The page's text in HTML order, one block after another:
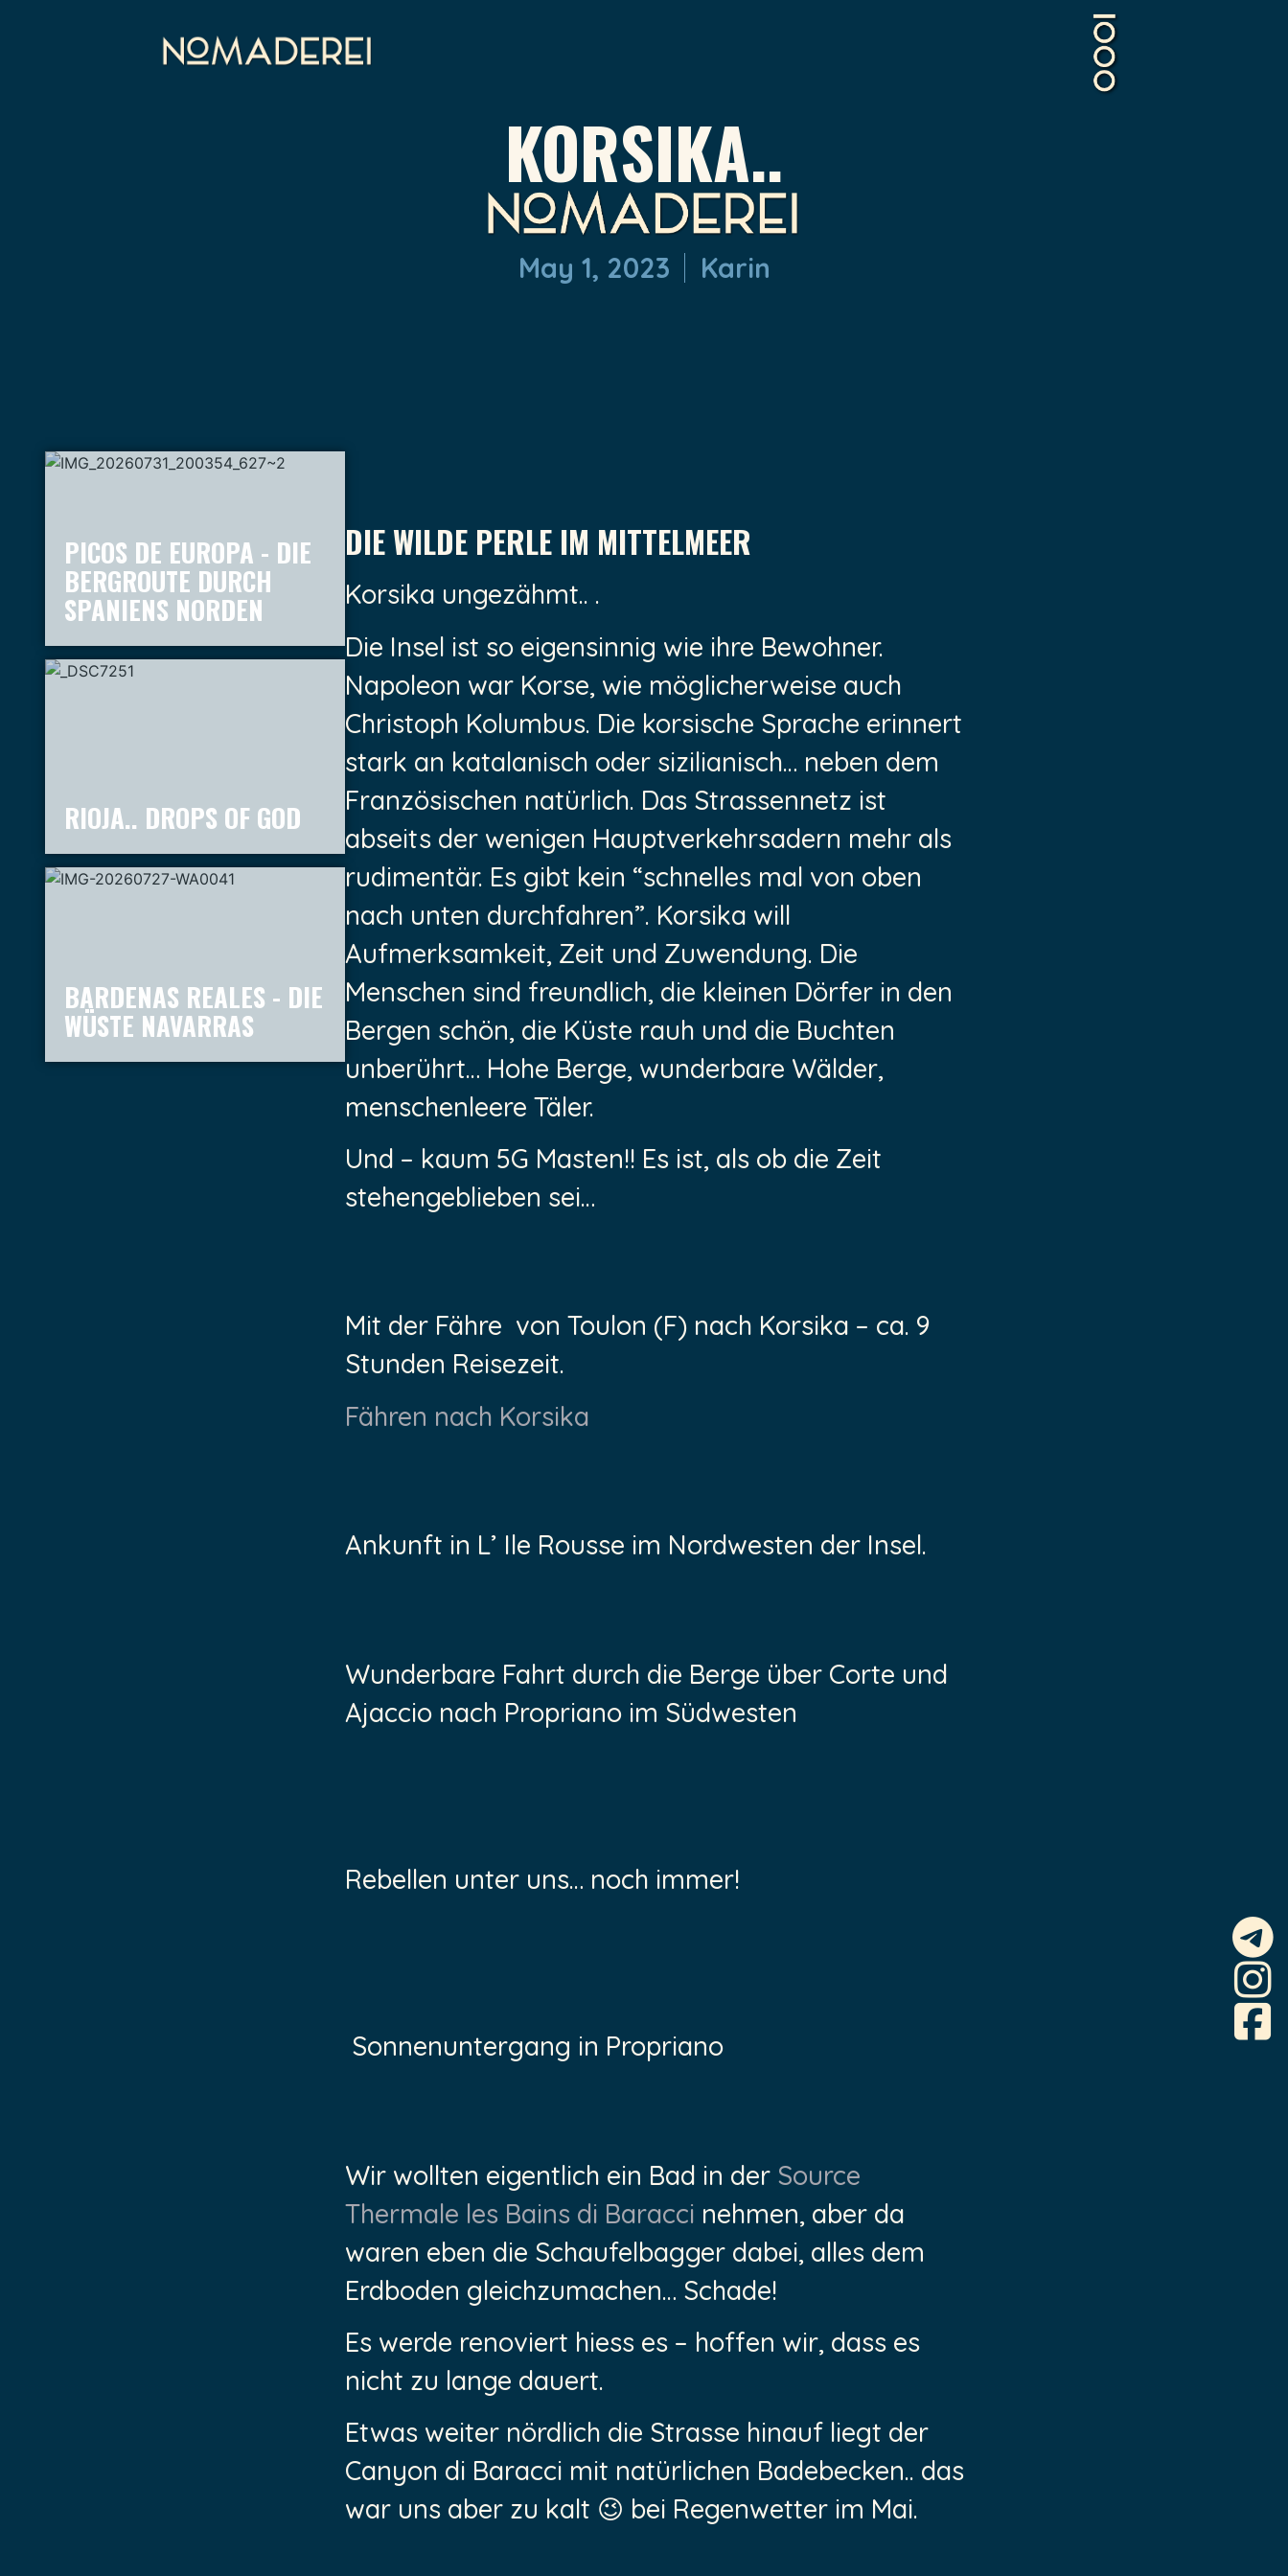
KORSIKA..
May 1, 2023 Karin
PICOS DE EUROPA - DIE
BERGROUTE DURCH
SPANIENS NORDEN
RIOJA.. DROPS OF GOD
BARDENAS REALES - DIE
WÜSTE NAVARRAS
DIE WILDE PERLE IM MITTELMEER
Korsika ungezähmt.. .
Die Insel ist so eigensinnig wie ihre Bewohner.
Napoleon war Korse, wie möglicherweise auch
Christoph Kolumbus. Die korsische Sprache erinnert
stark an katalanisch oder sizilianisch… neben dem
Französischen natürlich. Das Strassennetz ist
abseits der wenigen Hauptverkehrsadern mehr als
rudimentär. Es gibt kein “schnelles mal von oben
nach unten durchfahren”. Korsika will
Aufmerksamkeit, Zeit und Zuwendung. Die
Menschen sind freundlich, die kleinen Dörfer in den
Bergen schön, die Küste rauh und die Buchten
unberührt… Hohe Berge, wunderbare Wälder,
menschenleere Täler.
Und – kaum 5G Masten!! Es ist, als ob die Zeit
stehengeblieben sei…
Mit der Fähre von Toulon (F) nach Korsika – ca. 9
Stunden Reisezeit.
Fähren nach Korsika
Ankunft in L’ Ile Rousse im Nordwesten der Insel.
Wunderbare Fahrt durch die Berge über Corte und
Ajaccio nach Propriano im Südwesten
Rebellen unter uns… noch immer!
Sonnenuntergang in Propriano
Wir wollten eigentlich ein Bad in der Source
Thermale les Bains di Baracci nehmen, aber da
waren eben die Schaufelbagger dabei, alles dem
Erdboden gleichzumachen… Schade!
Es werde renoviert hiess es – hoffen wir, dass es
nicht zu lange dauert.
Etwas weiter nördlich die Strasse hinauf liegt der
Canyon di Baracci mit natürlichen Badebecken.. das
war uns aber zu kalt 😉 bei Regenwetter im Mai.